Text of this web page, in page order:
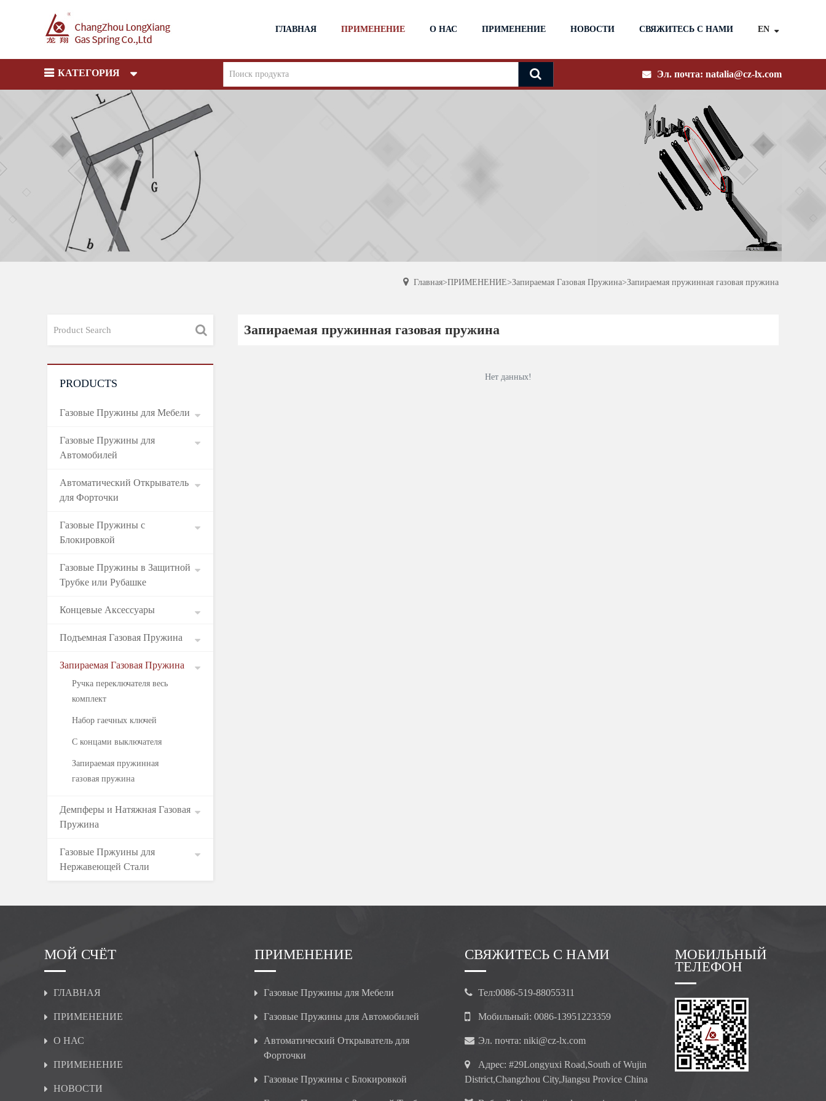
EN
ГЛАВНАЯ ПРИМЕНЕНИЕ О НАС ПРИМЕНЕНИЕ НОВОСТИ СВЯЖИТЕСЬ С НАМИ
КАТЕГОРИЯ Эл. почта: natalia@cz-lx.com
Главная>ПРИМЕНЕНИЕ>Запираемая Газовая Пружина>Запираемая пружинная газовая пружина
PRODUCTS
Газовые Пружины для Мебели
Газовые Пружины для
Автомобилей
Автоматический Открыватель
для Форточки
Газовые Пружины с
Блокировкой
Газовые Пружины в Защитной
Трубке или Рубашке
Концевые Аксессуары
Подъемная Газовая Пружина
Запираемая Газовая Пружина
Ручка переключателя весь
комплект
Набор гаечных ключей
С концами выключателя
Запираемая пружинная
газовая пружина
Демпферы и Натяжная Газовая
Пружина
Газовые Пржуины для
Нержавеющей Стали
Запираемая пружинная газовая пружина
Нет данных!
МОЙ СЧЁТ
ГЛАВНАЯ
ПРИМЕНЕНИЕ
О НАС
ПРИМЕНЕНИЕ
НОВОСТИ
ПРИМЕНЕНИЕ
Газовые Пружины для Мебели
Газовые Пружины для Автомобилей
Автоматический Открыватель для
Форточки
Газовые Пружины с Блокировкой
СВЯЖИТЕСЬ С НАМИ
Тел:0086-519-88055311
Мобильный: 0086-13951223359
Эл. почта: niki@cz-lx.com
Адрес: #29Longyuxi Road,South of Wujin
District,Changzhou City,Jiangsu Provice China
МОБИЛЬНЫЙ
ТЕЛЕФОН